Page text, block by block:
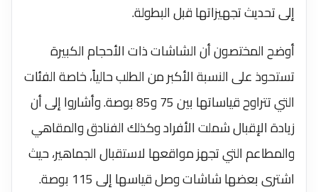
إلى تحديث تجهيزاتها قبل البطولة.
أوضح المختصون أن الشاشات ذات الأحجام الكبيرة
تستحوذ على النسبة الأكبر من الطلب حالياً، خاصة الفئات
التي تتراوح قياساتها بين 75 و85 بوصة. وأشاروا إلى أن
زيادة الإقبال شملت الأفراد وكذلك الفنادق والمقاهي
والمطاعم التي تجهز مواقعها لاستقبال الجماهير، حيث
اشترى بعضها شاشات وصل قياسها إلى 115 بوصة.